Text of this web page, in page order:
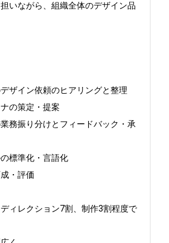
いながら、組織全体のデザイン品
ザイン依頼のヒアリングと整理
の策定・提案
務振り分けとフィードバック・承
標準化・言語化
・評価
ィレクション7割、制作3割程度で